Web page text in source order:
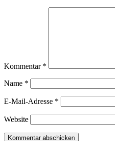
Kommentar *
Name *
E-Mail-Adresse *
Website